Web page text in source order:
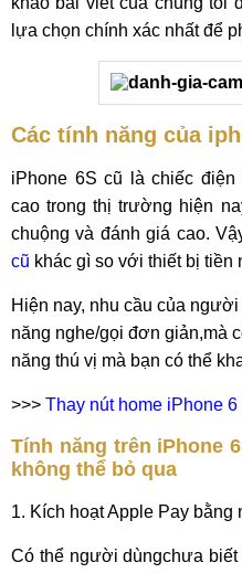
lựa chọn chính xác nhất để
Các tính năng của
iPhone 6S cũ là chiếc
cao trong thị trường hiện
chuộng và đánh giá cao.
cũ khác gì so với thiết bị tiền
Hiện nay, nhu cầu của
năng nghe/gọi đơn giản,mà
năng thú vị mà bạn có thể
>>> Thay nút home iPhone 6
Tính năng trên iPhone
không thể bỏ qua
1. Kích hoạt Apple Pay bằng
Có thể người dùngchưa